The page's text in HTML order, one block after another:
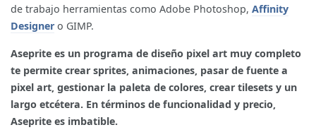
de trabajo herramientas como Adobe Photoshop, Affinity
Designero GIMP.
Aseprite es un programa de diseño pixel art muy completo
te permite crear sprites, animaciones, pasar de fuente a
pixel art, gestionar la paleta de colores, crear tilesets y un
largo etcétera. En términos de funcionalidad y precio,
Aseprite es imbatible.